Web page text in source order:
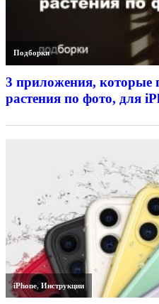
Подборки
3 приложения, которые
растения по фото, для
iPhone,Инструкции